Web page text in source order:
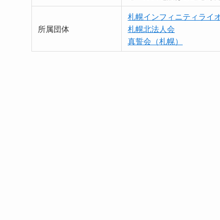
所属団体
札幌インフィニティライ
札幌北法人会
真誓会（札幌）